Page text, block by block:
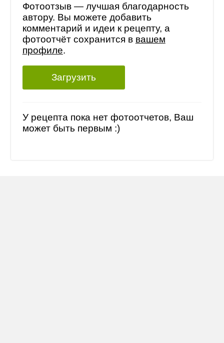
Фотоотзыв — лучшая благодарность
автору. Вы можете добавить
комментарий и идеи к рецепту, а
фотоотчёт сохранится в вашем
профиле.
Загрузить
У рецепта пока нет фотоотчетов, Ваш
может быть первым :)